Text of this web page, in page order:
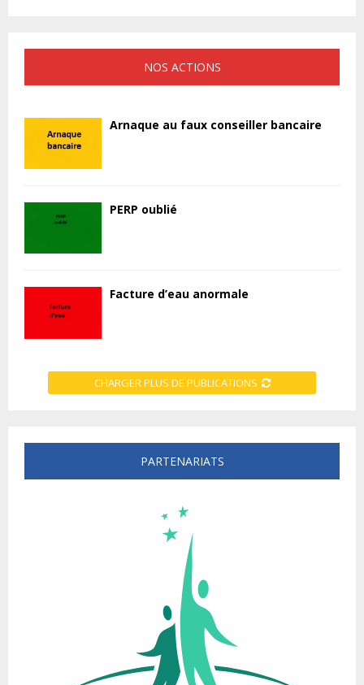
NOS ACTIONS
Arnaque au faux conseiller bancaire
PERP oublié
Facture d’eau anormale
CHARGER PLUS DE PUBLICATIONS
PARTENARIATS